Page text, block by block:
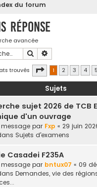
du forum
réponse
avancée
Rechercher
trouvés Page 1sur20
1 2 3 4 5
Sujets
sujet 2026 de TCB
d'un ouvrage
message par Fxp « 29 juin
Sujets d'examens
Casadei F235A
message par bntux07 « 09
Demandes, vie des